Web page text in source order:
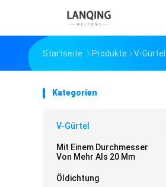
Startseite Produkte V-Gürtel
Kategorien
V-Gürtel
Mit Einem Durchmesser
Von Mehr Als 20 Mm
Öldichtung